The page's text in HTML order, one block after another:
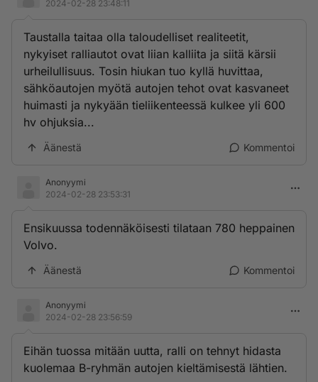
2024-02-28 23:48:11
Taustalla taitaa olla taloudelliset realiteetit,
nykyiset ralliautot ovat liian kalliita ja siitä kärsii
urheilullisuus. Tosin hiukan tuo kyllä huvittaa,
sähköautojen myötä autojen tehot ovat kasvaneet
huimasti ja nykyään tieliikenteessä kulkee yli 600
hv ohjuksia...
Äänestä Kommentoi
Anonyymi
2024-02-28 23:53:31
Ensikuussa todennäköisesti tilataan 780 heppainen
Volvo.
Äänestä Kommentoi
Anonyymi
2024-02-28 23:56:59
Eihän tuossa mitään uutta, ralli on tehnyt hidasta
kuolemaa B-ryhmän autojen kieltämisestä lähtien.